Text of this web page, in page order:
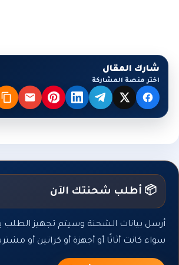
شارك المقال
اختر منصة المشاركة
فيسبوك
X تيليجراملينكدإنبنترستالبريد
📦 أطلب شحنتك الآن
أرسل بيانات الشحنة وسيتم تجهيز
سواء كانت أثاثًا أو أجهزة أو كراتين أو